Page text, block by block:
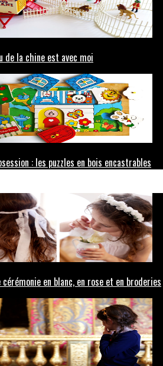
de la chine est avec moi
: les puzzles en bois encastrables
en blanc, en rose et en broderies